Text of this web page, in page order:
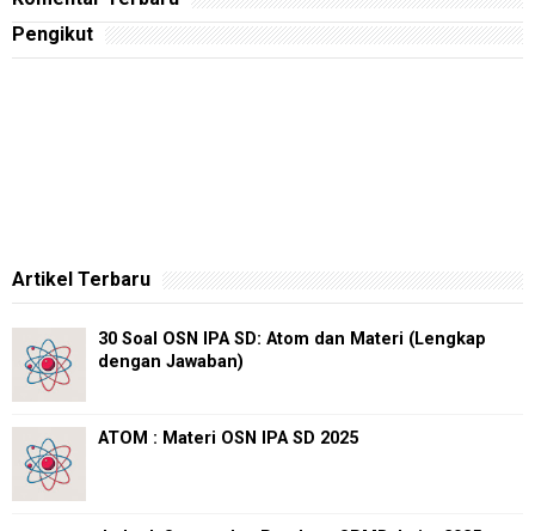
Pengikut
Artikel Terbaru
30 Soal OSN IPA SD: Atom dan Materi (Lengkap
dengan Jawaban)
ATOM : Materi OSN IPA SD 2025